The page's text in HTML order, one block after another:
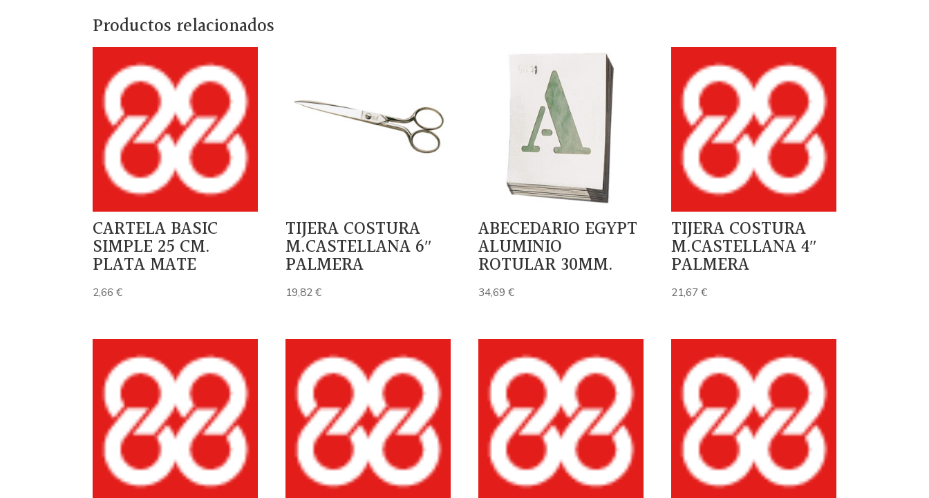
Productos relacionados
CARTELA BASIC
SIMPLE 25 CM.
PLATA MATE
2,66€
TIJERA COSTURA
M.CASTELLANA 6″
PALMERA
19,82€
ABECEDARIO EGYPT
ALUMINIO
ROTULAR 30MM.
34,69€
TIJERA COSTURA
M.CASTELLANA 4″
PALMERA
21,67€